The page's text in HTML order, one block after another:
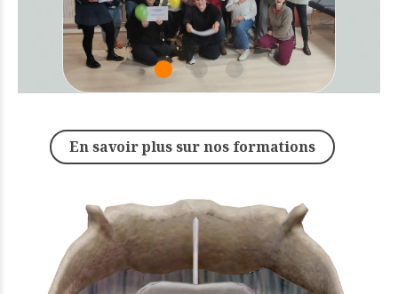
En savoir plus sur nos formations